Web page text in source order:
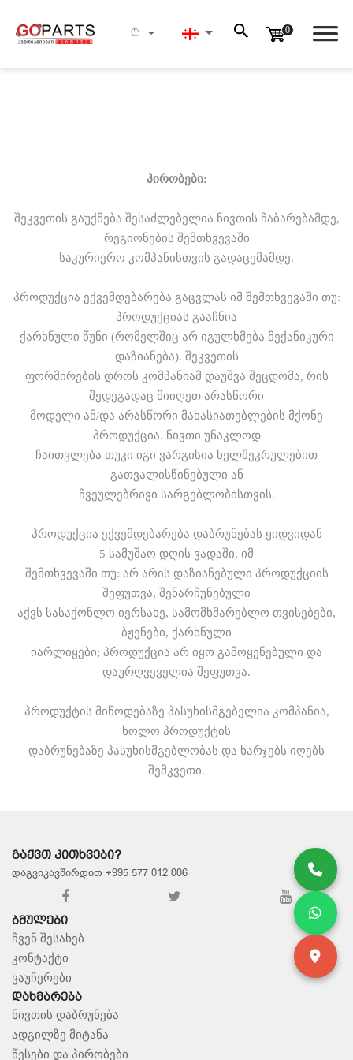
ᲫᲔᲑᲜᲐ
0
ᲜᲘᲕᲗᲘᲡ ᲓᲐᲑᲠᲣᲜᲔᲑᲐ
პირობები:
შეკვეთის გაუქმება შესაძლებელია ნივთის ჩაბარებამდე,
რეგიონების შემთხვევაში
საკურიერო კომპანისთვის გადაცემამდე.
პროდუქცია ექვემდებარება გაცვლას იმ შემთხვევაში თუ:
პროდუქციას გააჩნია
ქარხნული წუნი (რომელშიც არ იგულხმება მექანიკური
დაზიანება). შეკვეთის
ფორმირების დროს კომპანიამ დაუშვა შეცდომა, რის
შედეგადაც მიიღეთ არასწორი
მოდელი ან/და არასწორი მახასიათებლების მქონე
პროდუქცია. ნივთი უნაკლოდ
ჩაითვლება თუკი იგი ვარგისია ხელშეკრულებით
გათვალისწინებული ან
ჩვეულებრივი სარგებლობისთვის.
პროდუქცია ექვემდებარება დაბრუნებას ყიდვიდან
5 სამუშაო დღის ვადაში, იმ
შემთხვევაში თუ: არ არის დაზიანებული პროდუქციის
შეფუთვა, შენარჩუნებული
აქვს სასაქონლო იერსახე, სამომხმარებლო თვისებები,
ბჟენები, ქარხნული
იარლიყები; პროდუქცია არ იყო გამოყენებული და
დაურღვეველია შეფუთვა.
პროდუქტის მიწოდებაზე პასუხისმგებელია კომპანია,
ხოლო პროდუქტის
დაბრუნებაზე პასუხისმგებლობას და ხარჯებს იღებს
შემკვეთი.
ᲒᲐᲥᲕᲗ ᲙᲘᲗᲮᲕᲔᲑᲘ?
დაგვიკავშირდით +995 577 012 006
ᲑᲛᲣᲚᲔᲑᲘ
ჩვენ შესახებ
კონტაქტი
ვაუჩერები
ᲓᲐᲮᲛᲐᲠᲔᲑᲐ
ნივთის დაბრუნება
ადგილზე მიტანა
წესები და პირობები